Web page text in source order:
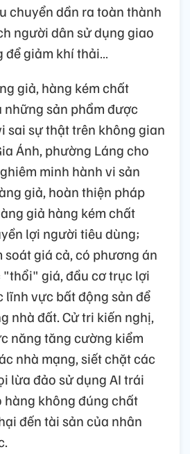
chuyển dần ra toàn thành
người dân sử dụng giao
để giảm khí thải…
giả, hàng kém chất
sản phẩm được
sai sự thật trên không gian
Ánh, phường Láng cho
minh hành vi sản
giả, hoàn thiện pháp
giả hàng kém chất
lợi người tiêu dùng;
giá cả, có phương án
giá, đầu cơ trục lợi
lĩnh vực bất động sản để
nhà đất. Cử tri kiến nghị,
năng tăng cường kiểm
nhà mạng, siết chặt các
lừa đảo sử dụng AI trái
hàng không đúng chất
đến tài sản của nhân